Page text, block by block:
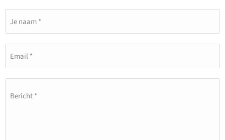
Je naam *
Email *
Bericht *